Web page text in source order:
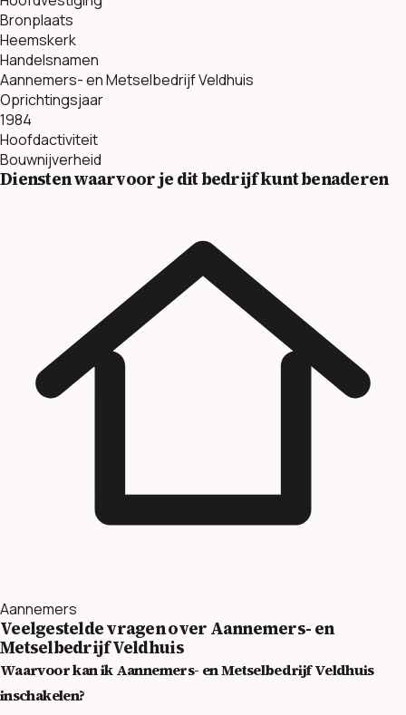
Bronplaats
Heemskerk
Handelsnamen
Aannemers- en Metselbedrijf Veldhuis
Oprichtingsjaar
1984
Hoofdactiviteit
Bouwnijverheid
Diensten waarvoor je dit bedrijf kunt benaderen
Aannemers
Veelgestelde vragen over Aannemers- en
Metselbedrijf Veldhuis
Waarvoor kan ik Aannemers- en Metselbedrijf Veldhuis
inschakelen?